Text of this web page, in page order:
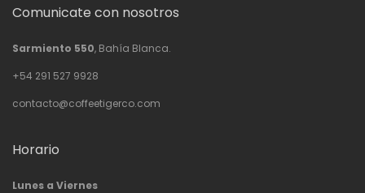
Comunicate con nosotros
Sarmiento 550, Bahía Blanca.
+54 291 527 9928
contacto@coffeetigerco.com
Horario
Lunes a Viernes